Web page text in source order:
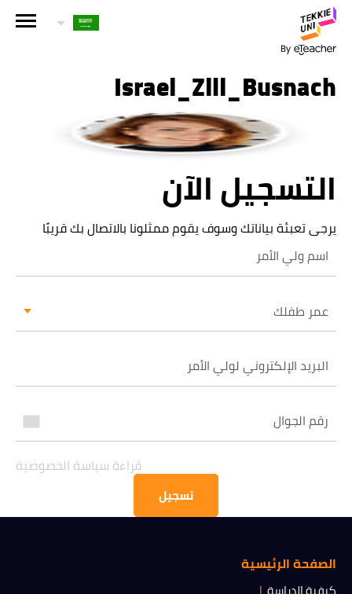
Israel_Zlil_Busnach
التسجيل الآن
يرجى تعبئة بياناتك وسوف يقوم ممثلونا بالاتصال بك قريبًا
عمر طفلك
قراءة سياسة الخصوصية
تسجيل
الصفحة الرئيسية
هل أنت مهتم بإحدى دوراتنا؟
اترك تفاصيلك وسنقوم بالتواصل معك قريباً!
الاسم الكامل لولي الأمر
عمر طفلك
عمر طفلك
البريد الإلكتروني لولي الأمر
رقم الهاتف الجوال
قراءة سياسة الخصوصية
الحصول على المعلومات